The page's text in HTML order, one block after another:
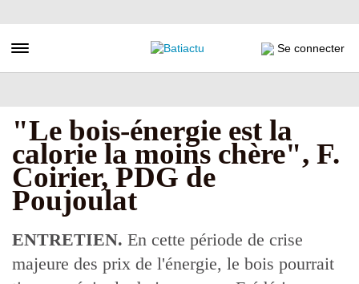
au
principal
Toggle navigation Se connecter
"Le bois-énergie est la
calorie la moins chère", F.
Coirier, PDG de
Poujoulat
ENTRETIEN. En cette période de crise
majeure des prix de l'énergie, le bois pourrait